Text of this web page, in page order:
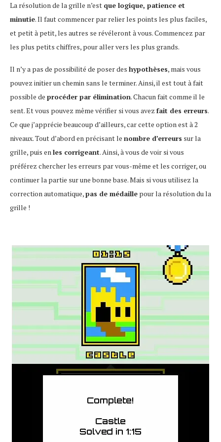
La résolution de la grille n’est que logique, patience et
minutie. Il faut commencer par relier les points les plus faciles,
et petit à petit, les autres se révéleront à vous. Commencez par
les plus petits chiffres, pour aller vers les plus grands.
Il n’y a pas de possibilité de poser des hypothèses, mais vous
pouvez initier un chemin sans le terminer. Ainsi, il est tout à fait
possible de procéder par élimination. Chacun fait comme il le
sent. Et vous pouvez même vérifier si vous avez fait des erreurs.
Ce que j’apprécie beaucoup d’ailleurs, car cette option est à 2
niveaux. Tout d’abord en précisant le nombre d’erreurs sur la
grille, puis enles corrigeant. Ainsi, à vous de voir si vous
préférez chercher les erreurs par vous-même et les corriger, ou
continuer la partie sur une bonne base. Mais si vous utilisez la
correction automatique,pas de médaille pour la résolution du la
grille !